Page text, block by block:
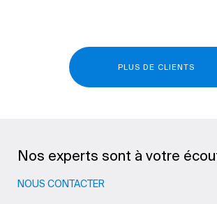
PLUS DE CLIENTS
Nos experts sont à votre
NOUS CONTACTER